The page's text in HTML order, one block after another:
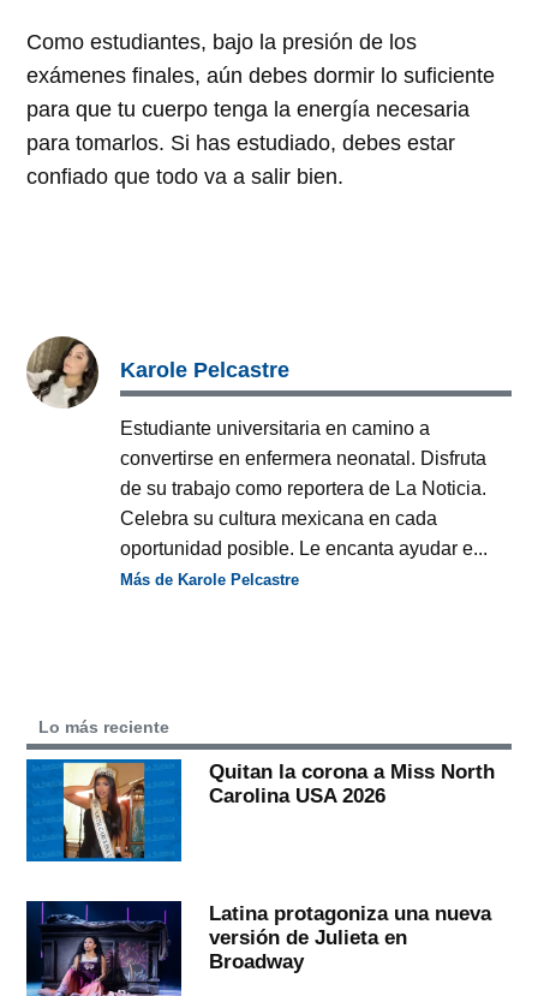
Como estudiantes, bajo la presión de los
exámenes finales, aún debes dormir lo suficiente
para que tu cuerpo tenga la energía necesaria
para tomarlos. Si has estudiado, debes estar
confiado que todo va a salir bien.
Karole Pelcastre
Estudiante universitaria en camino a
convertirse en enfermera neonatal. Disfruta
de su trabajo como reportera de La Noticia.
Celebra su cultura mexicana en cada
oportunidad posible. Le encanta ayudar e...
Más de Karole Pelcastre
Lo más reciente
Quitan la corona a Miss North
Carolina USA 2026
Latina protagoniza una nueva
versión de Julieta en
Broadway